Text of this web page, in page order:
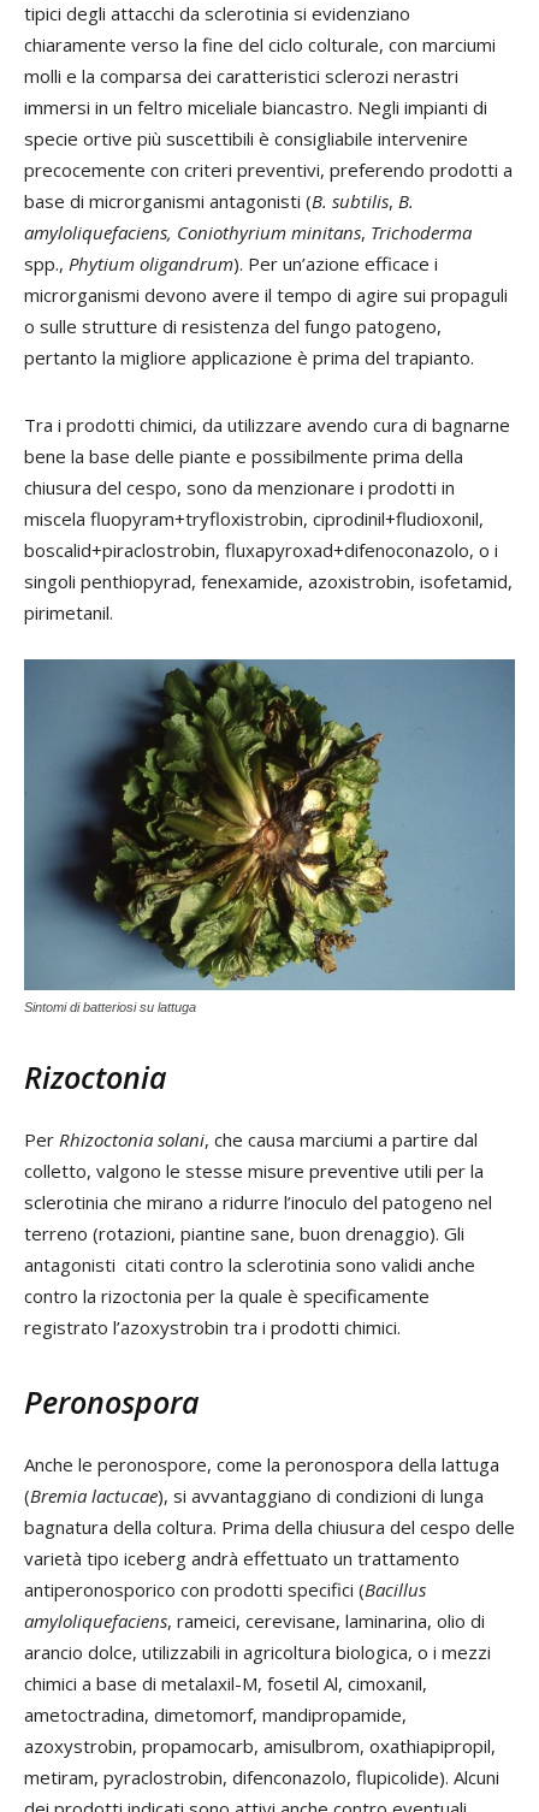
tipici degli attacchi da sclerotinia si evidenziano
chiaramente verso la fine del ciclo colturale, con marciumi
molli e la comparsa dei caratteristici sclerozi nerastri
immersi in un feltro miceliale biancastro. Negli impianti di
specie ortive più suscettibili è consigliabile intervenire
precocemente con criteri preventivi, preferendo prodotti a
base di microrganismi antagonisti (B. subtilis, B.
amyloliquefaciens, Coniothyrium minitans, Trichoderma
spp., Phytium oligandrum). Per un’azione efficace i
microrganismi devono avere il tempo di agire sui propaguli
o sulle strutture di resistenza del fungo patogeno,
pertanto la migliore applicazione è prima del trapianto.
Tra i prodotti chimici, da utilizzare avendo cura di bagnarne
bene la base delle piante e possibilmente prima della
chiusura del cespo, sono da menzionare i prodotti in
miscela fluopyram+tryfloxistrobin, ciprodinil+fludioxonil,
boscalid+piraclostrobin, fluxapyroxad+difenoconazolo, o i
singoli penthiopyrad, fenexamide, azoxistrobin, isofetamid,
pirimetanil.
Sintomi di batteriosi su lattuga
Rizoctonia
Per Rhizoctonia solani, che causa marciumi a partire dal
colletto, valgono le stesse misure preventive utili per la
sclerotinia che mirano a ridurre l’inoculo del patogeno nel
terreno (rotazioni, piantine sane, buon drenaggio). Gli
antagonisti citati contro la sclerotinia sono validi anche
contro la rizoctonia per la quale è specificamente
registrato l’azoxystrobin tra i prodotti chimici.
Peronospora
Anche le peronospore, come la peronospora della lattuga
(Bremia lactucae), si avvantaggiano di condizioni di lunga
bagnatura della coltura. Prima della chiusura del cespo delle
varietà tipo iceberg andrà effettuato un trattamento
antiperonosporico con prodotti specifici (Bacillus
amyloliquefaciens, rameici, cerevisane, laminarina, olio di
arancio dolce, utilizzabili in agricoltura biologica, o i mezzi
chimici a base di metalaxil-M, fosetil Al, cimoxanil,
ametoctradina, dimetomorf, mandipropamide,
azoxystrobin, propamocarb, amisulbrom, oxathiapipropil,
metiram, pyraclostrobin, difenconazolo, flupicolide). Alcuni